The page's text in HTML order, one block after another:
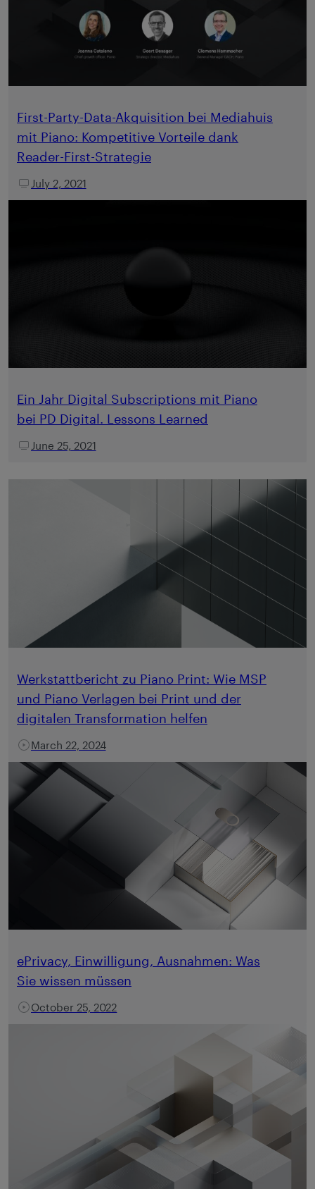
First-Party-Data-Akquisition bei Mediahuis
mit Piano: Kompetitive Vorteile dank
Reader-First-Strategie
July 2, 2021
Ein Jahr Digital Subscriptions mit Piano
bei PD Digital. Lessons Learned
June 25, 2021
Werkstattbericht zu Piano Print: Wie MSP
und Piano Verlagen bei Print und der
digitalen Transformation helfen
March 22, 2024
ePrivacy, Einwilligung, Ausnahmen: Was
Sie wissen müssen
October 25, 2022